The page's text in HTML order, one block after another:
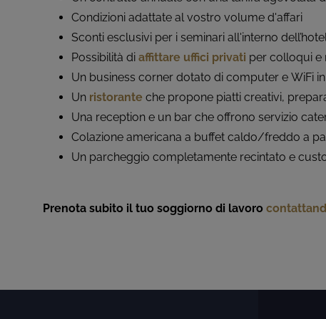
Condizioni adattate al vostro volume d'affari
Sconti esclusivi per i seminari all'interno
Possibilità di affittare uffici privati per colloqui e
Un business corner dotato di computer e WiFi
Un ristorante che propone piatti creativi,
Una reception e un bar che offrono servizio
Colazione americana a buffet caldo/freddo a
Un parcheggio completamente recintato e
Prenota subito il tuo soggiorno di lavoro